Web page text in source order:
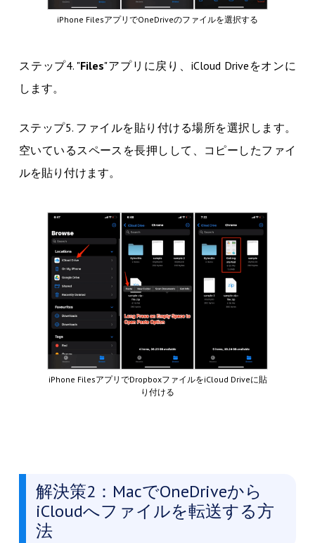
iPhone FilesアプリでOneDriveのファイルを選択する
ステップ4. "Files"アプリに戻り、iCloud Driveをオンに
します。
ステップ5. ファイルを貼り付ける場所を選択します。
空いているスペースを長押しして、コピーしたファイ
ルを貼り付けます。
iPhone FilesアプリでDropboxファイルをiCloud Driveに貼
り付ける
解決策2：MacでOneDriveから
iCloudへファイルを転送する方
法